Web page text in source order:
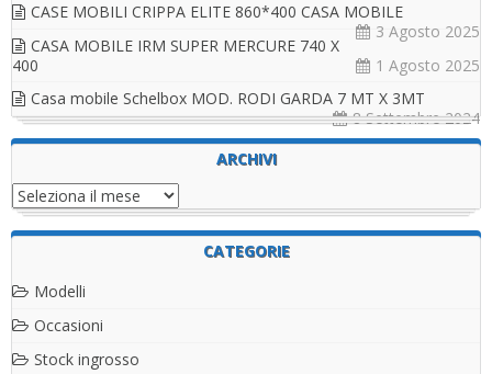
CASE MOBILI CRIPPA ELITE 860*400 CASA MOBILE
3 Agosto 2025
CASA MOBILE IRM SUPER MERCURE 740 X
400
1 Agosto 2025
Casa mobile Schelbox MOD. RODI GARDA 7 MT X 3MT
8 Settembre 2024
ARCHIVI
Archivi
CATEGORIE
Modelli
Occasioni
Stock ingrosso